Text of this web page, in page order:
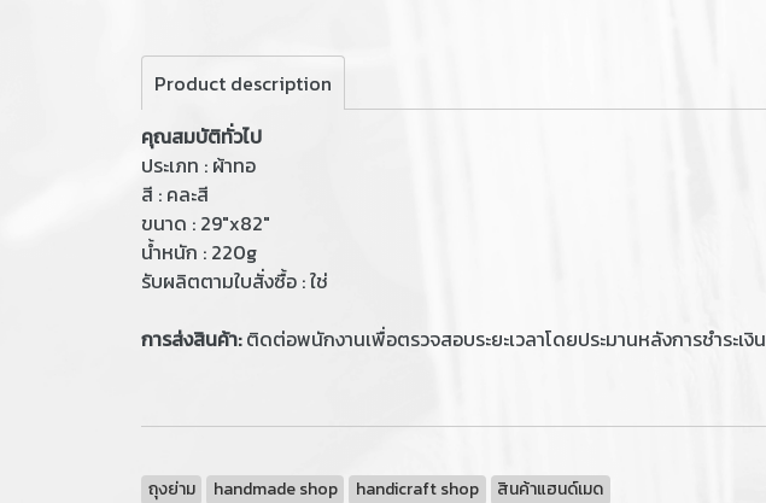
Product description
คุณสมบัติทั่วไป
ประเภท : ผ้าทอ
สี : คละสี
ขนาด : 29"x82"
น้ำหนัก : 220g
รับผลิตตามใบสั่งซื้อ : ใช่
การส่งสินค้า:ติดต่อพนักงานเพื่อตรวจสอบระยะเวลาโดยประมานหลังการชำระเงิน
ถุงย่าม handmade shop handicraft shop สินค้าแฮนด์เมด